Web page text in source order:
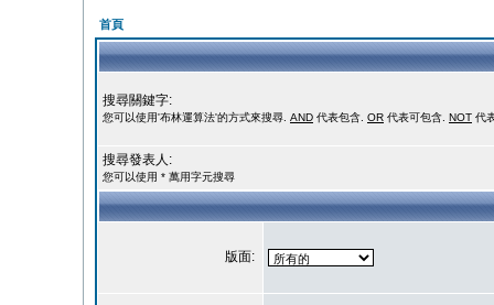
首頁
搜尋關鍵字:
您可以使用'布林運算法'的方式來搜尋. AND 代表包含. OR 代表可包含. NOT 代
搜尋發表人:
您可以使用 * 萬用字元搜尋
版面: